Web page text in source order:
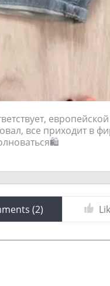
все приходит в
(2)